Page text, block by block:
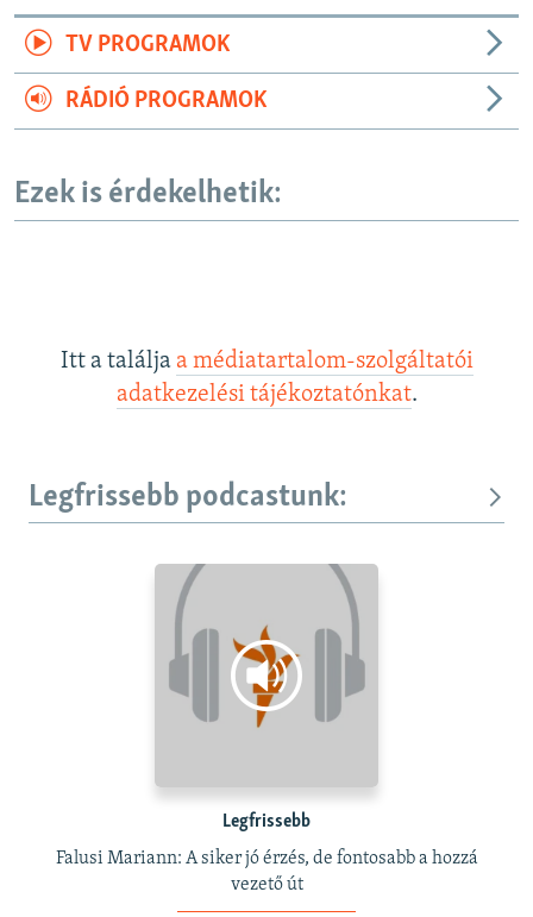
TV PROGRAMOK
RÁDIÓ PROGRAMOK
Ezek is érdekelhetik:
Itt a találja a médiatartalom-szolgáltatói
adatkezelési tájékoztatónkat.
Legfrissebb podcastunk:
Legfrissebb
Falusi Mariann: A siker jó érzés, de fontosabb a hozzá
vezető út